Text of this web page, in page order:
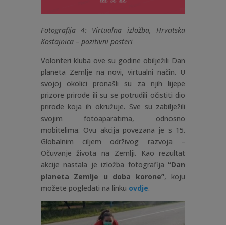
Fotografija 4: Virtualna izložba, Hrvatska
Kostajnica – pozitivni posteri
Volonteri kluba ove su godine obilježili Dan
planeta Zemlje na novi, virtualni način. U
svojoj okolici pronašli su za njih lijepe
prizore prirode ili su se potrudili očistiti dio
prirode koja ih okružuje. Sve su zabilježili
svojim fotoaparatima, odnosno
mobitelima. Ovu akcija povezana je s 15.
Globalnim ciljem održivog razvoja –
Očuvanje života na Zemlji. Kao rezultat
akcije nastala je izložba fotografija“Dan
planeta Zemlje u doba korone”, koju
možete pogledati na linku ovdje.